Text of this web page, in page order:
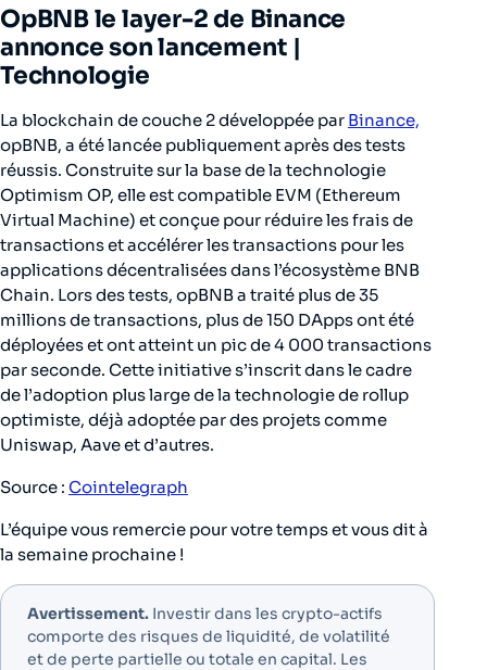
OpBNB le layer-2 de Binance
annonce son lancement |
Technologie
La blockchain de couche 2 développée par Binance,
opBNB, a été lancée publiquement après des tests
réussis. Construite sur la base de la technologie
Optimism OP, elle est compatible EVM (Ethereum
Virtual Machine) et conçue pour réduire les frais de
transactions et accélérer les transactions pour les
applications décentralisées dans l’écosystème BNB
Chain. Lors des tests, opBNB a traité plus de 35
millions de transactions, plus de 150 DApps ont été
déployées et ont atteint un pic de 4 000 transactions
par seconde. Cette initiative s’inscrit dans le cadre
de l’adoption plus large de la technologie de rollup
optimiste, déjà adoptée par des projets comme
Uniswap, Aave et d’autres.
Source : Cointelegraph
L’équipe vous remercie pour votre temps et vous dit à
la semaine prochaine !
Avertissement. Investir dans les crypto-actifs
comporte des risques de liquidité, de volatilité
et de perte partielle ou totale en capital. Les